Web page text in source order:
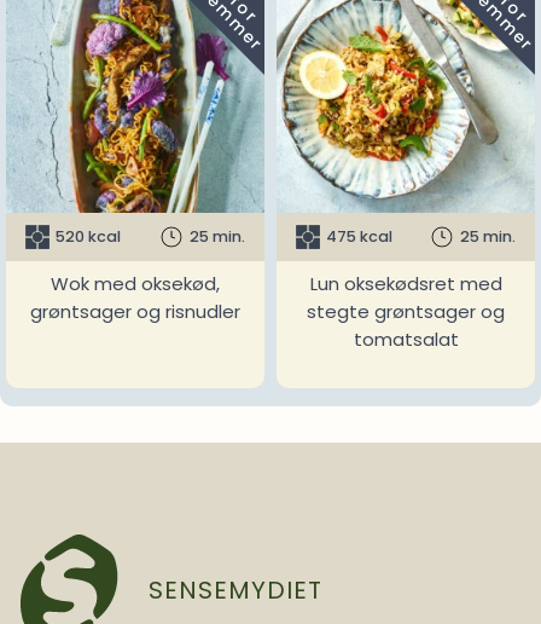
520 kcal 25 min.
Wok med oksekød,
grøntsager og risnudler
475 kcal 25 min.
Lun oksekødsret med
stegte grøntsager og
tomatsalat
SENSEMYDIET